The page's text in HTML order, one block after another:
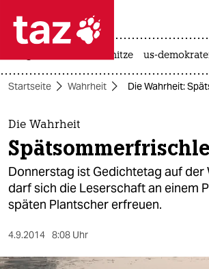
 taz zahl ich
taz zahl ich
themen
politik
öko
gesellschaft
hitze us-
Startseite Wahrheit Die Wahrheit:
Die Wahrheit
Donnerstag ist Gedichtetag auf der
darf sich die Leserschaft an einem
späten Plantscher erfreuen.
4.9.2014 8:08 Uhr